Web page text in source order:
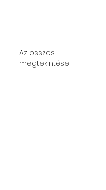
Az összes
megtekintése